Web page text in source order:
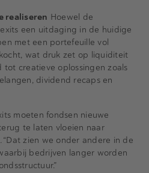
realiseren Hoewel de
een uitdaging in de huidige
met een portefeuille vol
wat druk zet op liquiditeit
creatieve oplossingen zoals
dividend recaps en
moeten fondsen nieuwe
te laten vloeien naar
“Dat zien we onder andere in de
bedrijven langer worden